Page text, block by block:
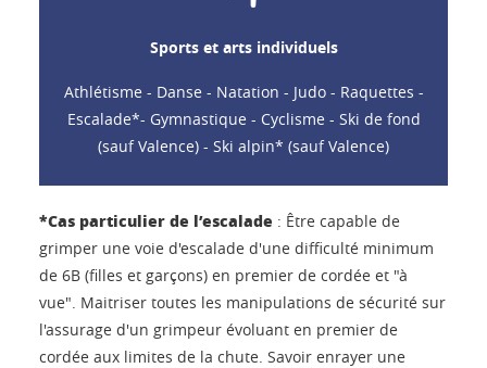
Sports et arts individuels
Athlétisme - Danse - Natation - Judo - Raquettes -
Escalade*- Gymnastique - Cyclisme - Ski de fond
(sauf Valence) - Ski alpin* (sauf Valence)
*Cas particulier de l’escalade : Être capable de
grimper une voie d'escalade d'une difficulté minimum
de 6B (filles et garçons) en premier de cordée et "à
vue". Maitriser toutes les manipulations de sécurité sur
l'assurage d'un grimpeur évoluant en premier de
cordée aux limites de la chute. Savoir enrayer une